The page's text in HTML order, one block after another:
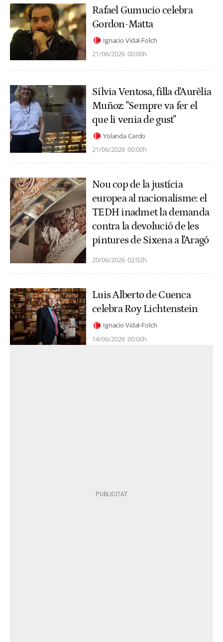
Rafael Gumucio celebra
Gordon-Matta
Ignacio Vidal-Folch
21/06/2026 00:00h
Sílvia Ventosa, filla d'Aurèlia
Muñoz: "Sempre va fer el
que li venia de gust"
Yolanda Cardo
21/06/2026 00:00h
Nou cop de la justícia
europea al nacionalisme: el
TEDH inadmet la demanda
contra la devolució de les
pintures de Sixena a l'Aragó
20/06/2026 02:02h
Luis Alberto de Cuenca
celebra Roy Lichtenstein
Ignacio Vidal-Folch
14/06/2026 00:00h